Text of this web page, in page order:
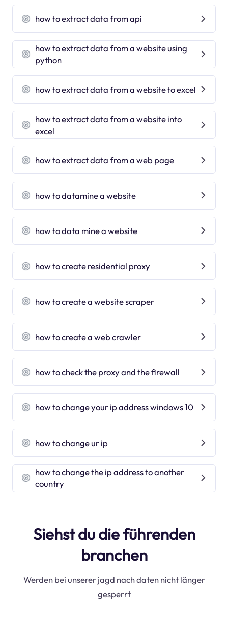
how to extract data from api
how to extract data from a website using
python
how to extract data from a website to excel
how to extract data from a website into
excel
how to extract data from a web page
how to datamine a website
how to data mine a website
how to create residential proxy
how to create a website scraper
how to create a web crawler
how to check the proxy and the firewall
how to change your ip address windows 10
how to change ur ip
how to change the ip address to another
country
Siehst du die führenden
branchen
Werden bei unserer jagd nach daten nicht länger
gesperrt